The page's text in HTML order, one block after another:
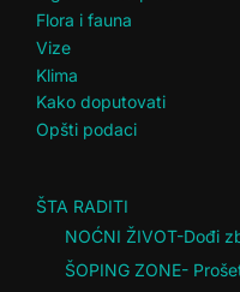
Flora i fauna
Vize
Klima
Kako doputovati
Opšti podaci
ŠTA RADITI
NOĆNI ŽIVOT-Dođi
ŠOPING ZONE-